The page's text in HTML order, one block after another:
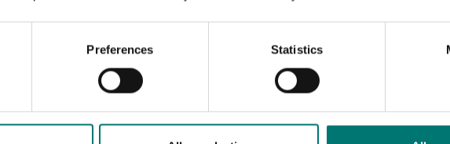
Preferences Statistics